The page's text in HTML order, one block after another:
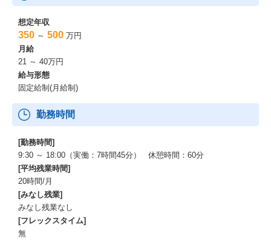
想定年収
350 ～ 500 万円
月給
21 ～ 40万円
給与形態
固定給制(月給制)
勤務時間
[勤務時間]
9:30 ～ 18:00（実働：7時間45分） 休憩時間：60分
[平均残業時間]
20時間/月
[みなし残業]
みなし残業なし
[フレックスタイム]
無